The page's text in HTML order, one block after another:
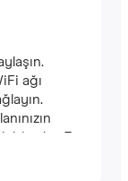
ağı
bir plan 7